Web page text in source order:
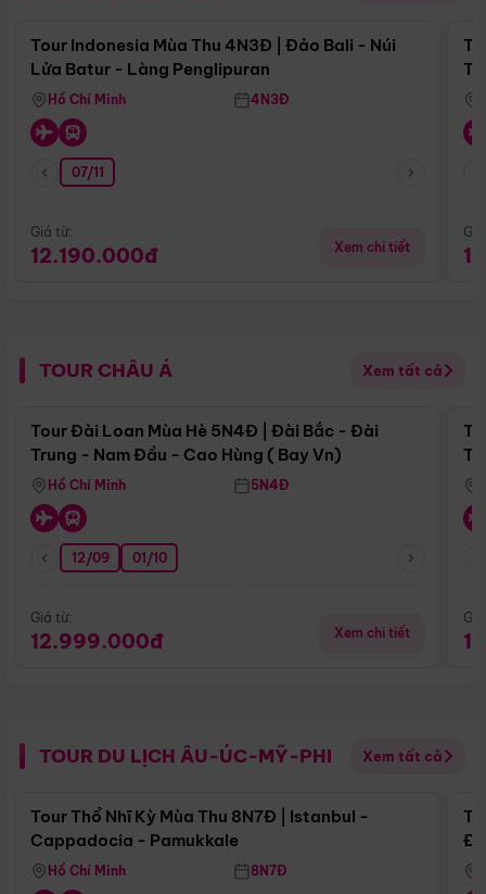
Tour Indonesia Mùa Thu 4N3Đ | Đảo Bali - Núi
Lửa Batur - Làng Penglipuran
Hồ Chí Minh 4N3Đ
07/11
Giá từ:
12.190.000đ Xem chi tiết
TOUR CHÂU Á Xem tất cả
Điểm nổi bật
Tour Đài Loan Mùa Hè 5N4Đ | Đài Bắc - Đài
Trung - Nam Đầu - Cao Hùng ( Bay Vn)
Hồ Chí Minh 5N4Đ
12/09 01/10
Giá từ:
12.999.000đ Xem chi tiết
TOUR DU LỊCH ÂU-ÚC-MỸ-PHI Xem tất cả
Điểm nổi bật
Tour Thổ Nhĩ Kỳ Mùa Thu 8N7Đ | Istanbul -
Cappadocia - Pamukkale
Hồ Chí Minh 8N7Đ